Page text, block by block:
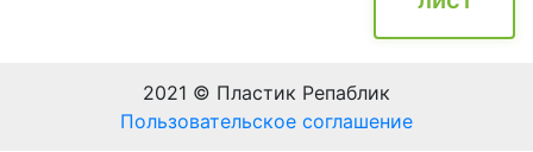
2021 © Пластик Репаблик
Пользовательское соглашение